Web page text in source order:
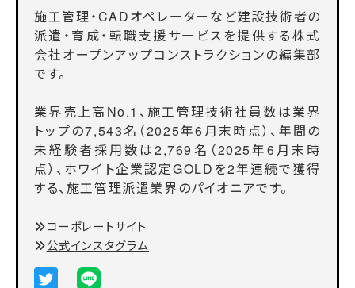
施工管理・CADオペレーターなど建設技術者の
派遣・育成・転職支援サービスを提供する株式
会社オープンアップコンストラクションの編集部
です。
業界売上高No.1、施工管理技術社員数は業界
トップの7,543名（2025年6月末時点）、年間の
未経験者採用数は2,769名（2025年6月末時
点）、ホワイト企業認定GOLDを2年連続で獲得
する、施工管理派遣業界のパイオニアです。
コーポレートサイト
公式インスタグラム